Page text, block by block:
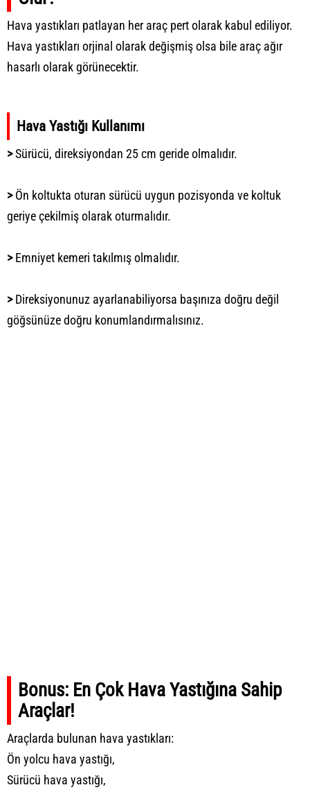
Hava yastıkları patlayan her araç pert olarak kabul ediliyor.
Hava yastıkları orjinal olarak değişmiş olsa bile araç ağır
hasarlı olarak görünecektir.
Hava Yastığı Kullanımı
>Sürücü, direksiyondan 25 cm geride olmalıdır.
>Ön koltukta oturan sürücü uygun pozisyonda ve koltuk
geriye çekilmiş olarak oturmalıdır.
>Emniyet kemeri takılmış olmalıdır.
>Direksiyonunuz ayarlanabiliyorsa başınıza doğru değil
göğsünüze doğru konumlandırmalısınız.
Bonus: En Çok Hava Yastığına Sahip
Araçlar!
Araçlarda bulunan hava yastıkları:
Ön yolcu hava yastığı,
Sürücü hava yastığı,